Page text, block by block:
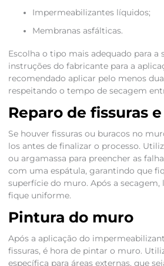
Impermeabilizantes líquidos;
Membranas asfálticas.
Escolha o tipo mais adequado para a
instruções do fabricante para a
recomendado aplicar pelo menos
respeitando o tempo de secagem
Reparo de fissuras
Se houver fissuras ou buracos no
los antes de finalizar o processo.
ou argamassa para preencher as
com uma espátula, garantindo que
superfície do muro. Após a secagem,
fique uniforme.
Pintura do muro
Após a aplicação do
fissuras, é hora de pintar o muro.
específica para áreas externas, que